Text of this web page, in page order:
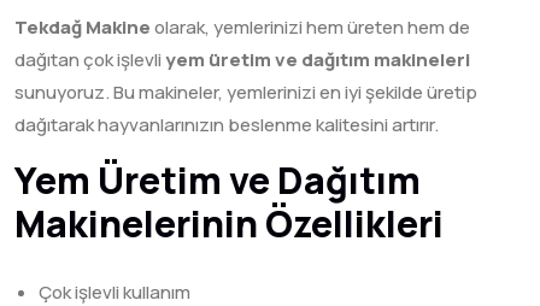
Tekdağ Makineolarak, yemlerinizi hem üreten hem de
dağıtan çok işlevliyem üretim ve dağıtım makineleri
sunuyoruz. Bu makineler, yemlerinizi en iyi şekilde üretip
dağıtarak hayvanlarınızın beslenme kalitesini artırır.
Yem Üretim ve Dağıtım
Makinelerinin Özellikleri
Çok işlevli kullanım